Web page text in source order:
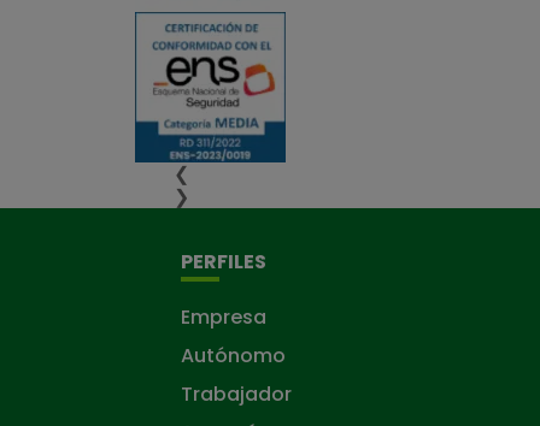
❮
❯
PERFILES
Empresa
Autónomo
Trabajador